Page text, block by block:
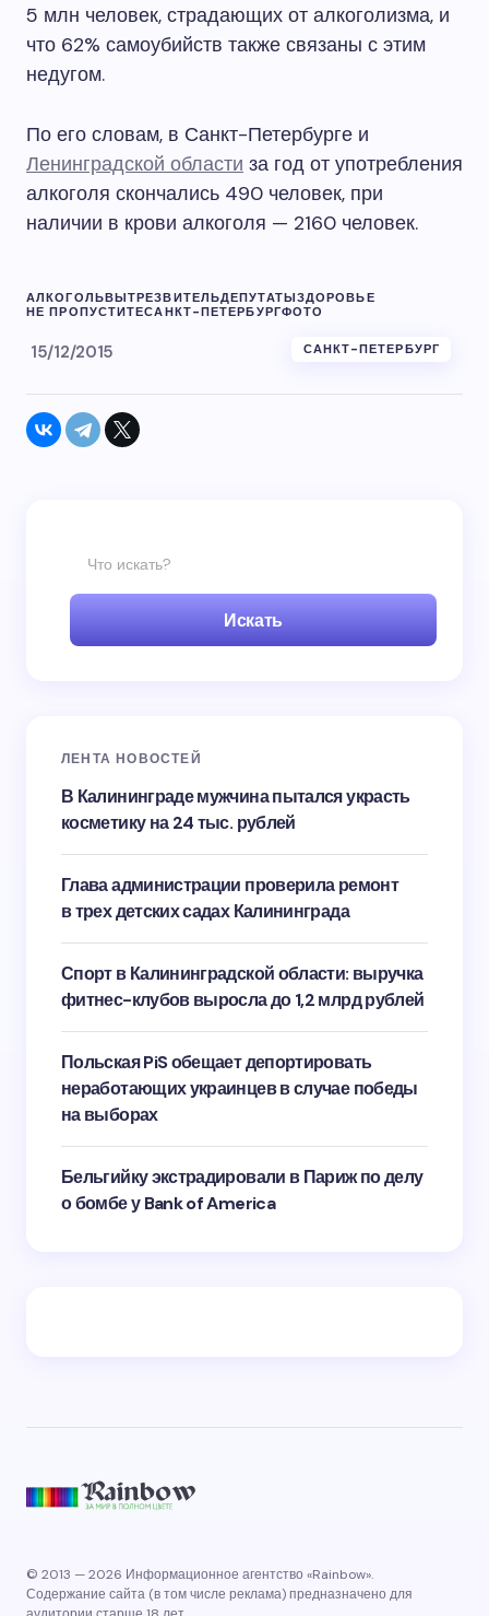
5 млн человек, страдающих от алкоголизма, и
что 62% самоубийств также связаны с этим
недугом.
По его словам, в Санкт-Петербурге и
Ленинградской области за год от употребления
алкоголя скончались 490 человек, при
наличии в крови алкоголя — 2160 человек.
АЛКОГОЛЬВЫТРЕЗВИТЕЛЬДЕПУТАТЫЗДОРОВЬЕ
НЕ ПРОПУСТИТЕСАНКТ-ПЕТЕРБУРГФОТО
15/12/2015 САНКТ-ПЕТЕРБУРГ
Искать
ЛЕНТА НОВОСТЕЙ
В Калининграде мужчина пытался украсть
косметику на 24 тыс. рублей
Глава администрации проверила ремонт
в трех детских садах Калининграда
Спорт в Калининградской области: выручка
фитнес-клубов выросла до 1,2 млрд рублей
Польская PiS обещает депортировать
неработающих украинцев в случае победы
на выборах
Бельгийку экстрадировали в Париж по делу
о бомбе у Bank of America
© 2013 — 2026 Информационное агентство «Rainbow».
Содержание сайта (в том числе реклама) предназначено для